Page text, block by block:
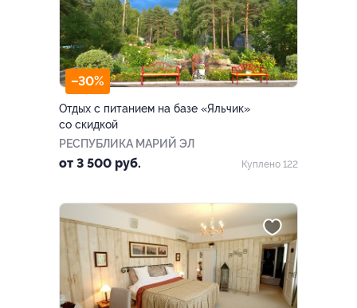
–30%
Отдых с питанием на базе «Яльчик»
со скидкой
РЕСПУБЛИКА МАРИЙ ЭЛ
от 3 500 руб. Куплено 122